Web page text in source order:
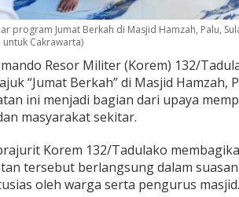
program Jumat Berkah di Masjid Hamzah, Palu,
Cakrawarta)
Resor Militer (Korem) 132/
“Jumat Berkah” di Masjid Hamzah,
ini menjadi bagian dari upaya
masyarakat sekitar.
Korem 132/Tadulako
tersebut berlangsung dalam
oleh warga serta pengurus masjid.